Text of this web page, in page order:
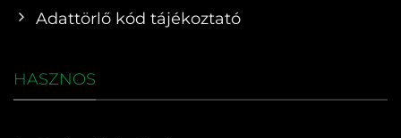
Adattörlő kód tájékoztató
HASZNOS